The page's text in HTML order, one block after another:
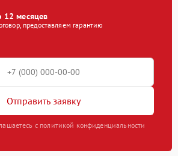
12 месяцев
предоставляем гарантию
Отправить заявку
с политикой конфиденциальности